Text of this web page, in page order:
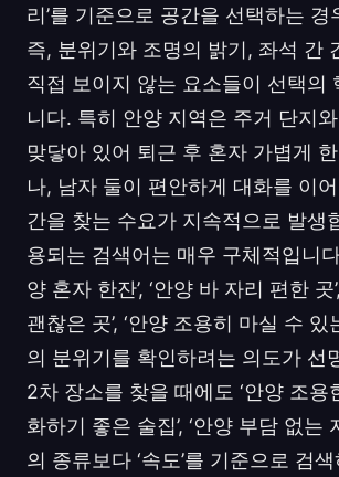
리’를 기준으로 공간을 선택하는 경
즉, 분위기와 조명의 밝기, 좌석 간
직접 보이지 않는 요소들이 선택의
니다. 특히 안양 지역은 주거 단지
맞닿아 있어 퇴근 후 혼자 가볍게
나, 남자 둘이 편안하게 대화를 이
간을 찾는 수요가 지속적으로 발생
용되는 검색어는 매우 구체적입니
양 혼자 한잔’, ‘안양 바 자리 편한 곳
괜찮은 곳’, ‘안양 조용히 마실 수 있
의 분위기를 확인하려는 의도가 선
2차 장소를 찾을 때에도 ‘안양 조용
화하기 좋은 술집’, ‘안양 부담 없는
의 종류보다 ‘속도’를 기준으로 검